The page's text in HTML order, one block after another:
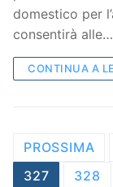
domestico per
consentirà alle…
CONTINUA A
articoli
PROSSIMA
327
328